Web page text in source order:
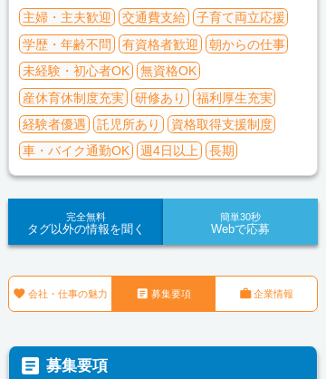
主婦・主夫歓迎
交通費支給
子育て両立応援
学歴・年齢不問
有資格者歓迎
朝からの仕事
未経験・初心者OK
無資格OK
産休育休制度充実
研修あり
福利厚生充実
経験者優遇
託児所あり
資格取得支援制度
車・バイク通勤OK
週4日以上 長期
完全無料
タグ以外の情報を聞く
簡単30秒
Webで応募
 会社・仕事の魅力  募集要項 企業情報
 募集要項